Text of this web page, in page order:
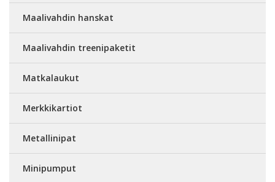
Maalivahdin hanskat
Maalivahdin treenipaketit
Matkalaukut
Merkkikartiot
Metallinipat
Minipumput